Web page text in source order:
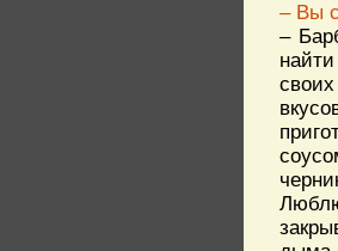
– Вы
–